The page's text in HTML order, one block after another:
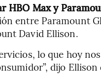
HBO Max y
entre Paramount
David Ellison.
lo que hoy
dijo